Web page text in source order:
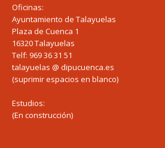
Oficinas:
Ayuntamiento de Talayuelas
Plaza de Cuenca 1
16320 Talayuelas
Telf: 969 36 31 51
talayuelas @ dipucuenca.es
(suprimir espacios en blanco)
Estudios:
(En construcción)